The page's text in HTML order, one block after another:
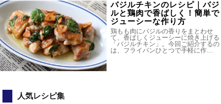
バジルチキンのレシピ｜バジ
ルと鶏肉で香ばしく！簡単で
ジューシーな作り方
鶏もも肉にバジルの香りをまとわせ
て、香ばしくジューシーに焼き上げる
「バジルチキン」。今回ご紹介するの
は、フライパンひとつで手軽に作…
人気レシピ集